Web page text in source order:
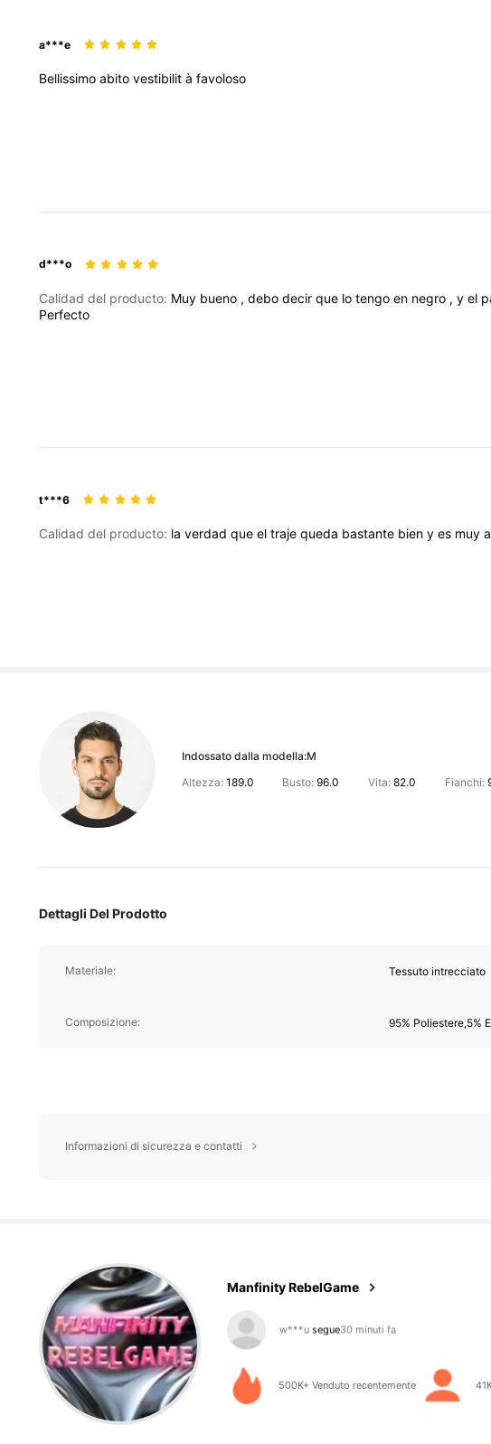
a***e
Bellissimo abito vestibilit à favoloso
d***o
Calidad del producto: Muy bueno , debo decir que lo tengo en negro , y el
Perfecto
t***6
Calidad del producto: la verdad que el traje queda bastante bien y es muy
Indossato dalla modella:M
Altezza: 189.0 Busto:96.0 Vita: 82.0 Fianchi:
Dettagli Del Prodotto
Materiale: Tessuto intrecciato
Composizione: 95% Poliestere,5%
Informazioni di sicurezza e contatti
Manfinity RebelGame
h***3sta navigando
500K+ Venduto recentemente